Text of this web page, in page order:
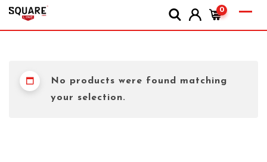
0
No products were found matching
your selection.